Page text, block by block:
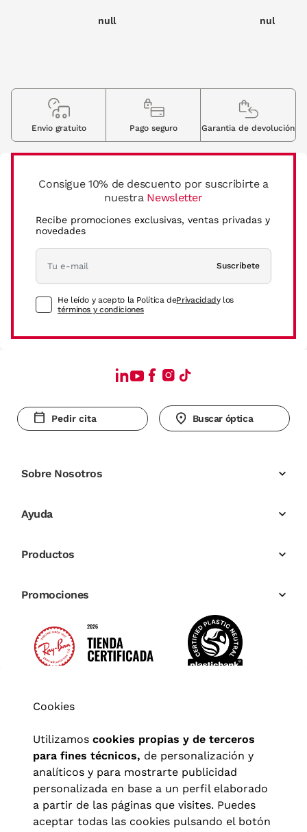
null null
Consigue 10% de descuento por suscribirte a
nuestra Newsletter
Recibe promociones exclusivas, ventas privadas y
novedades
Suscríbete
He leído y acepto la Política dePrivacidady los
términos y condiciones
Envio gratuito Pago seguro Garantia de devolución
Pedir cita Buscar óptica
Sobre Nosotros
Ayuda
Productos
Promociones
Cookies
Utilizamos cookies propias y de terceros
para fines técnicos, de personalización y
analíticos y para mostrarte publicidad
personalizada en base a un perfil elaborado
a partir de las páginas que visites. Puedes
aceptar todas las cookies pulsando el botón